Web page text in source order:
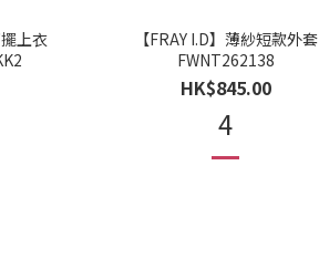
上衣
【FRAY I.D】薄紗短款外套
FWNT262138
HK$845.00
4